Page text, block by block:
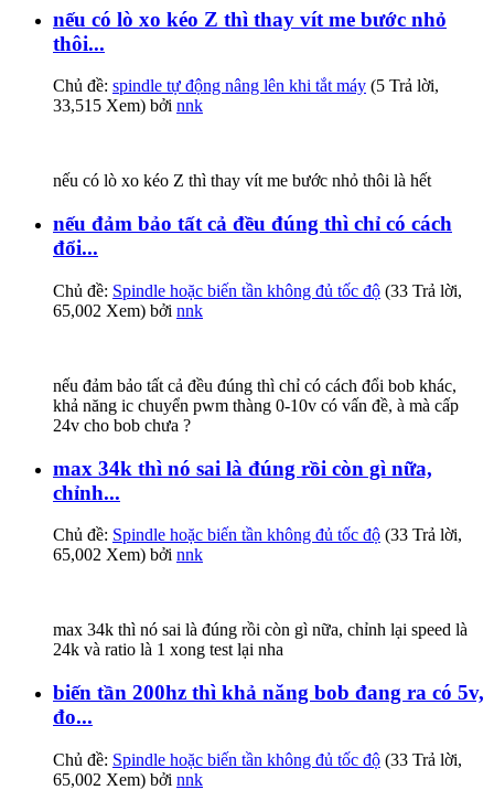
nếu có lò xo kéo Z thì thay vít me bước nhỏ
thôi...
Chủ đề: spindle tự động nâng lên khi tắt máy (5 Trả lời,
33,515 Xem) bởi nnk
nếu có lò xo kéo Z thì thay vít me bước nhỏ thôi là hết
nếu đảm bảo tất cả đều đúng thì chỉ có cách
đổi...
Chủ đề: Spindle hoặc biến tần không đủ tốc độ (33 Trả lời,
65,002 Xem) bởi nnk
nếu đảm bảo tất cả đều đúng thì chỉ có cách đổi bob khác,
khả năng ic chuyển pwm thàng 0-10v có vấn đề, à mà cấp
24v cho bob chưa ?
max 34k thì nó sai là đúng rồi còn gì nữa,
chỉnh...
Chủ đề: Spindle hoặc biến tần không đủ tốc độ (33 Trả lời,
65,002 Xem) bởi nnk
max 34k thì nó sai là đúng rồi còn gì nữa, chỉnh lại speed là
24k và ratio là 1 xong test lại nha
biến tần 200hz thì khả năng bob đang ra có 5v,
đo...
Chủ đề: Spindle hoặc biến tần không đủ tốc độ (33 Trả lời,
65,002 Xem) bởi nnk